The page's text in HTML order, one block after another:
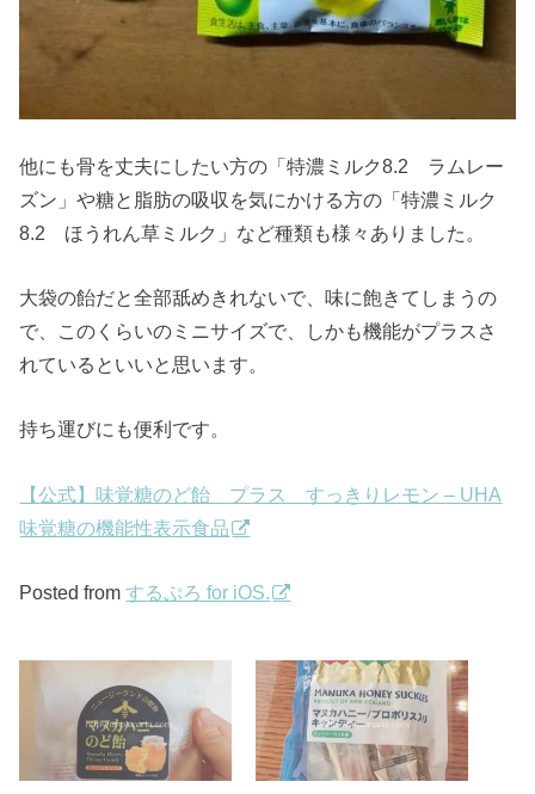
他にも骨を丈夫にしたい方の「特濃ミルク8.2 ラムレー
ズン」や糖と脂肪の吸収を気にかける方の「特濃ミルク
8.2 ほうれん草ミルク」など種類も様々ありました。
大袋の飴だと全部舐めきれないで、味に飽きてしまうの
で、このくらいのミニサイズで、しかも機能がプラスさ
れているといいと思います。
持ち運びにも便利です。
【公式】味覚糖のど飴 プラス すっきりレモン – UHA
味覚糖の機能性表示食品
Posted fromするぷろ for iOS.